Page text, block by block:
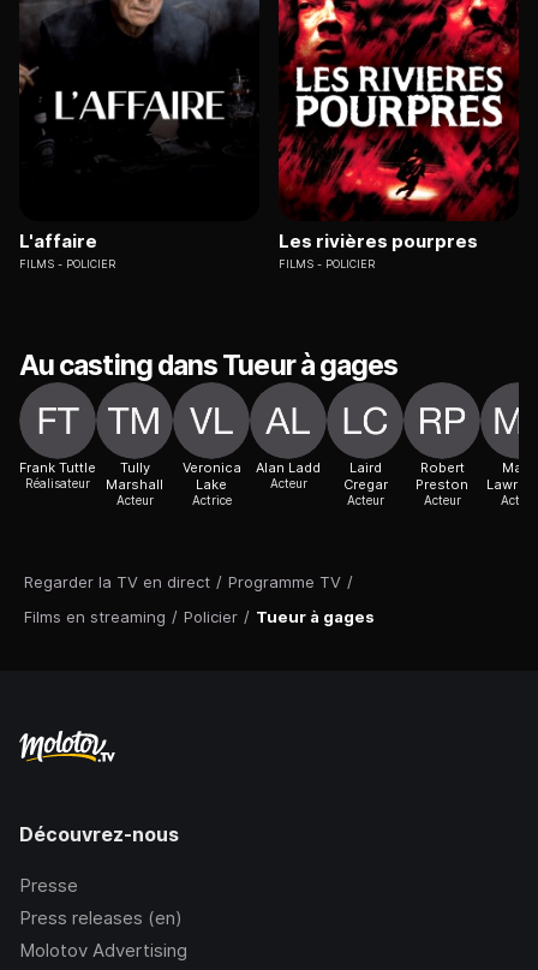
Regarder la TV en direct / Programme TV /
Films en streaming / Policier / Tueur à gages
L'affaire
FILMS POLICIER
Les rivières pourpres
FILMS POLICIER
Au casting dans Tueur à gages
Frank Tuttle
Réalisateur
Tully
Marshall
Acteur
Veronica
Lake
Actrice
Alan Ladd
Acteur
Laird
Cregar
Acteur
Robert
Preston
Acteur
Marc
Acteur
Découvrez-nous
Presse
Press releases (en)
Molotov Advertising